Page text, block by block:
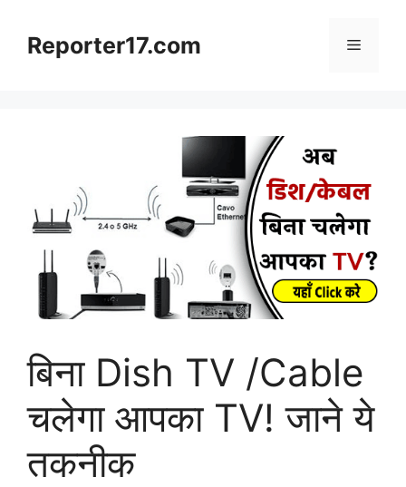
contentReporter17.com Menu
बिना Dish TV /Cable
चलेगा आपका TV! जाने ये
तकनीक